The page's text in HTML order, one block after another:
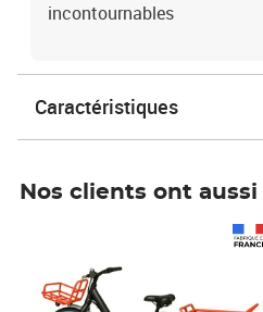
incontournables
Caractéristiques
Nos clients ont